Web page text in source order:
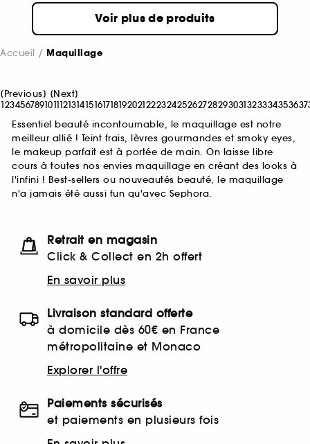
Voir plus de produits
Accueil Maquillage
[Previous] [Next]
12345678910111213141516171819202122232425262728293031323334353637
Essentiel beauté incontournable, le maquillage est notre
meilleur allié ! Teint frais, lèvres gourmandes et smoky eyes,
le makeup parfait est à portée de main. On laisse libre
cours à toutes nos envies maquillage en créant des looks à
l'infini ! Best-sellers ou nouveautés beauté, le maquillage
n'a jamais été aussi fun qu'avec Sephora.
Retrait en magasin
Click & Collect en 2h offert
En savoir plus
Livraison standard offerte
à domicile dès 60€ en France
métropolitaine et Monaco
Explorer l'offre
Paiements sécurisés
et paiements en plusieurs fois